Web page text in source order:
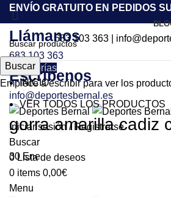
ENVÍO GRATUITO EN PEDIDOS
683 103 363|
Llámanos
683 103 363
Escríbenos
info@deportesbernal.es
Iniciar sesión / Registrarse
Buscar
0Lista de deseos
0 items 0,00€
Menu
Categorías
INICIO
VER TODOS LOS PRODUCTOS
gorra amarilla cadiz
30 Ene
Buscar
Empiece a escribir para ver los